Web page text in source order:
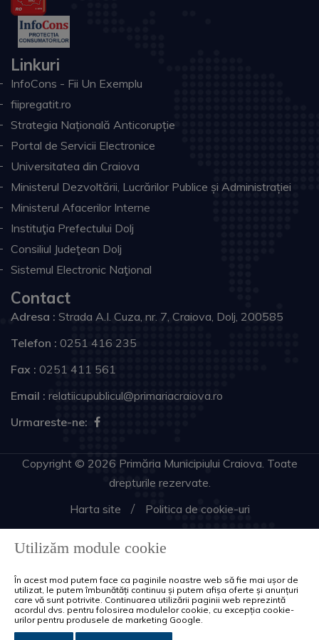
Linkuri
InfoCons - Fii Un Exemplu
fiipregatit.ro
Strategia Națională Anticorupție
Portal de Servicii Electronice
Universitatea din Craiova
Ministerul Dezvoltării, Lucrărilor Publice și Administrației
Ministerul Afacerilor Interne
Instituţia Prefectului Dolj
Consiliul Judeţean Dolj
Sistemul Electronic Naţional
Contact
Adresa : Strada A.I. Cuza, nr. 7, Craiova, Dolj, 200585
Telefon : 0251 416 235
Fax : 0251 411 561
Email : relatiicupublicul@primariacraiova.ro
Urmareste-ne:
Copyright © 2026 Primăria Municipiului Craiova. Toate
drepturile rezervate.
Harta site
Politica de cookie-uri
Utilizăm module cookie
În acest mod putem face ca paginile noastre web să fie mai ușor de
utilizat, le putem îmbunătăți continuu și putem afișa oferte și anunțuri
care vă sunt potrivite. Continuarea utilizării paginii web reprezintă
acordul dvs. pentru folosirea modulelor cookie, cu excepția cookie-
urilor pentru produsele de marketing Google.